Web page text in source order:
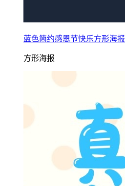
蓝色简约感恩节快乐方形海报
方形海报